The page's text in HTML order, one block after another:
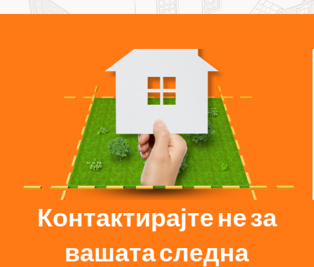
Контактирајте не за
вашата следна